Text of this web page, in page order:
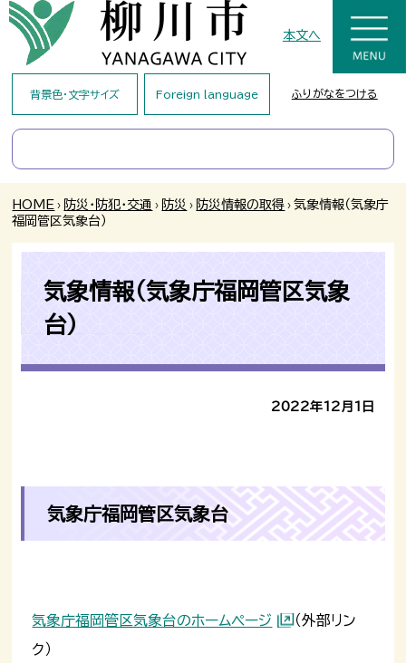
本文へ
背景色・文字サイズ Foreign language ふりがなをつける
HOME › 防災・防犯・交通 › 防災 › 防災情報の取得 › 気象情報（気象庁
福岡管区気象台）
気象情報（気象庁福岡管区気象
台）
2022年12月1日
気象庁福岡管区気象台
気象庁福岡管区気象台のホームページ
（外部リン
ク）